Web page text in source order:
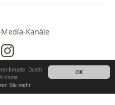
OK
Inhalte. Durch
damit
Sie mehr
Kanäle